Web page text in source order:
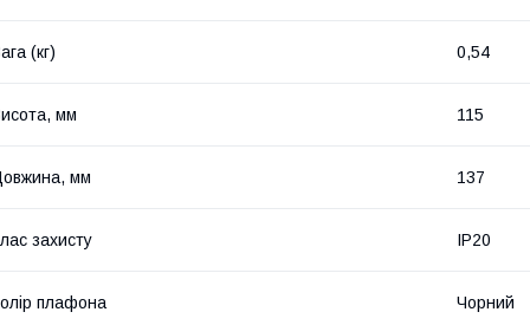
(кг) 0,54
мм 115
мм 137
захисту IP20
плафона Чорний